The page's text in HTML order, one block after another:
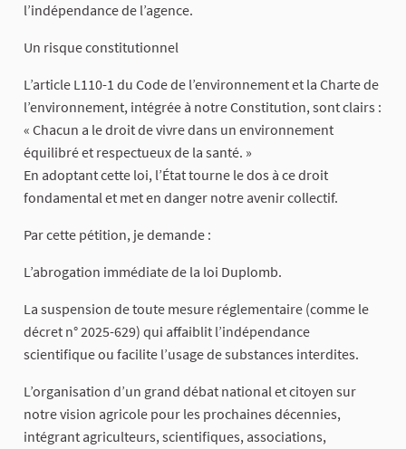
l’indépendance de l’agence.
Un risque constitutionnel
L’article L110-1 du Code de l’environnement et la Charte de
l’environnement, intégrée à notre Constitution, sont clairs :
« Chacun a le droit de vivre dans un environnement
équilibré et respectueux de la santé. »
En adoptant cette loi, l’État tourne le dos à ce droit
fondamental et met en danger notre avenir collectif.
Par cette pétition, je demande :
L’abrogation immédiate de la loi Duplomb.
La suspension de toute mesure réglementaire (comme le
décret n° 2025-629) qui affaiblit l’indépendance
scientifique ou facilite l’usage de substances interdites.
L’organisation d’un grand débat national et citoyen sur
notre vision agricole pour les prochaines décennies,
intégrant agriculteurs, scientifiques, associations,